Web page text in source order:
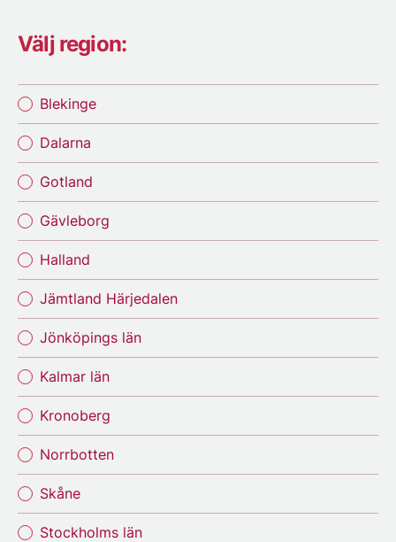
Välj region:
Blekinge
Dalarna
Gotland
Gävleborg
Halland
Jämtland Härjedalen
Jönköpings län
Kalmar län
Kronoberg
Norrbotten
Skåne
Stockholms län